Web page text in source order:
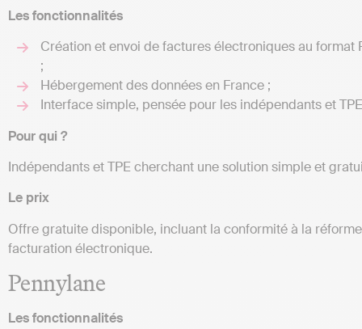
Les fonctionnalités
Création et envoi de factures électroniques au format
;
Hébergement des données en France ;
Interface simple, pensée pour les indépendants et
Pour qui ?
Indépendants et TPE cherchant une solution simple et
Le prix
Offre gratuite disponible, incluant la conformité à la
facturation électronique.
Pennylane
Les fonctionnalités